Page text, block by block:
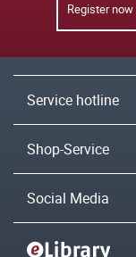
Register now
Service hotline
Shop-Service
Social Media